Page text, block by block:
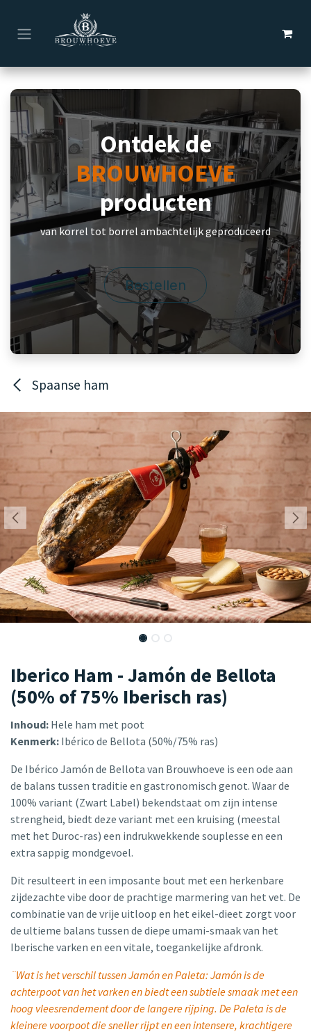
Overslaan naar inhoud
Ontdek de
BROUWHOEVE
producten
van korrel tot borrel ambachtelijk geproduceerd
Bestellen
Spaanse ham
Iberico Ham - Jamón de Bellota
(50% of 75% Iberisch ras)
Inhoud: Hele ham met poot
Kenmerk: Ibérico de Bellota (50%/75% ras)
De Ibérico Jamón de Bellota van Brouwhoeve is een ode aan
de balans tussen traditie en gastronomisch genot. Waar de
100% variant (Zwart Label) bekendstaat om zijn intense
strengheid, biedt deze variant met een kruising (meestal
met het Duroc-ras) een indrukwekkende souplesse en een
extra sappig mondgevoel.
Dit resulteert in een imposante bout met een herkenbare
zijdezachte vibe door de prachtige marmering van het vet. De
combinatie van de vrije uitloop en het eikel-dieet zorgt voor
de ultieme balans tussen de diepe umami-smaak van het
Iberische varken en een vitale, toegankelijke afdronk.
¨Wat is het verschil tussen Jamón en Paleta: Jamón is de
achterpoot van het varken en biedt een subtiele smaak met een
hoog vleesrendement door de langere rijping. De Paleta is de
kleinere voorpoot die sneller rijpt en een intensere, krachtigere